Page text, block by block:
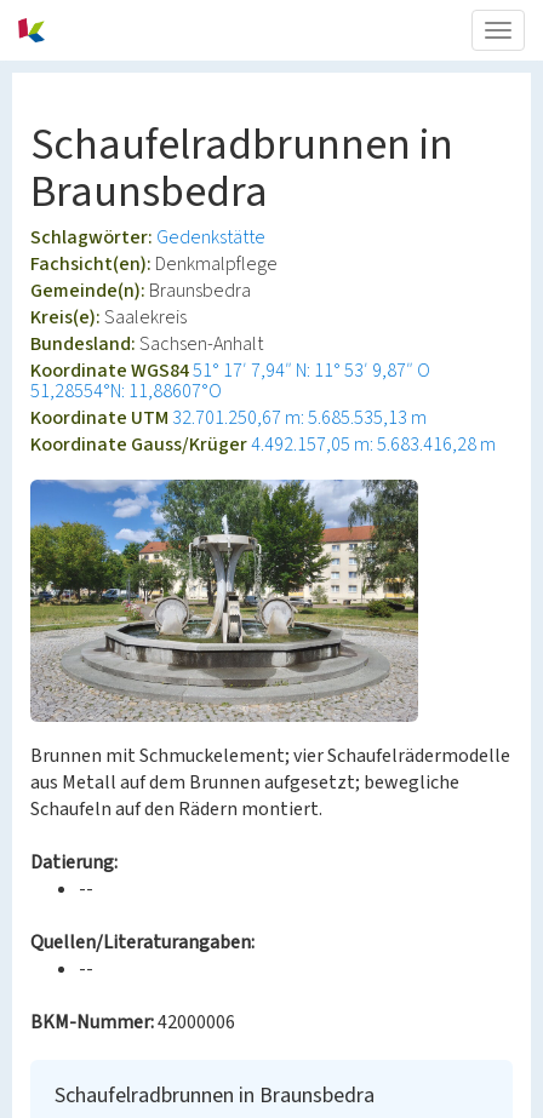
Schaufelradbrunnen in
Braunsbedra
Schlagwörter: Gedenkstätte
Fachsicht(en): Denkmalpflege
Gemeinde(n): Braunsbedra
Kreis(e):Saalekreis
Bundesland:Sachsen-Anhalt
Koordinate WGS8451° 17′ 7,94″ N: 11° 53′ 9,87″ O
51,28554°N: 11,88607°O
Koordinate UTM 32.701.250,67 m: 5.685.535,13 m
Koordinate Gauss/Krüger4.492.157,05 m: 5.683.416,28 m
Brunnen mit Schmuckelement; vier Schaufelrädermodelle
aus Metall auf dem Brunnen aufgesetzt; bewegliche
Schaufeln auf den Rädern montiert.
Datierung:
--
Quellen/Literaturangaben:
--
BKM-Nummer:42000006
Schaufelradbrunnen in Braunsbedra